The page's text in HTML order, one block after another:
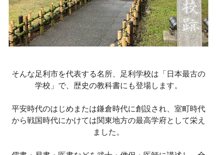
そんな足利市を代表する名所、足利学校は「日本最古の
学校」で、歴史の教科書にも登場します。
平安時代のはじめまたは鎌倉時代に創設され、室町時代
から戦国時代にかけては関東地方の最高学府として栄え
ました。